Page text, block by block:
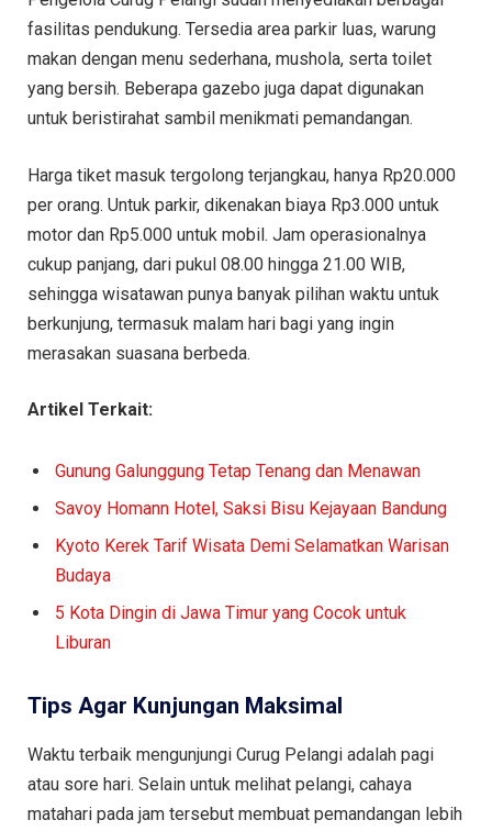
fasilitas pendukung. Tersedia area parkir luas, warung
makan dengan menu sederhana, mushola, serta toilet
yang bersih. Beberapa gazebo juga dapat digunakan
untuk beristirahat sambil menikmati pemandangan.
Harga tiket masuk tergolong terjangkau, hanya Rp20.000
per orang. Untuk parkir, dikenakan biaya Rp3.000 untuk
motor dan Rp5.000 untuk mobil. Jam operasionalnya
cukup panjang, dari pukul 08.00 hingga 21.00 WIB,
sehingga wisatawan punya banyak pilihan waktu untuk
berkunjung, termasuk malam hari bagi yang ingin
merasakan suasana berbeda.
Artikel Terkait:
Gunung Galunggung Tetap Tenang dan Menawan
Savoy Homann Hotel, Saksi Bisu Kejayaan Bandung
Kyoto Kerek Tarif Wisata Demi Selamatkan Warisan
Budaya
5 Kota Dingin di Jawa Timur yang Cocok untuk
Liburan
Tips Agar Kunjungan Maksimal
Waktu terbaik mengunjungi Curug Pelangi adalah pagi
atau sore hari. Selain untuk melihat pelangi, cahaya
matahari pada jam tersebut membuat pemandangan lebih